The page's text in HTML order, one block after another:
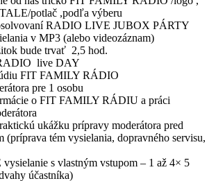
potlač ,podľa výberu
RADIO LIVE JUBOX PÁRTY
v MP3 (alebo videozáznam)
bude trvať 2,5 hod.
live DAY
FIT FAMILY RÁDIO
pre 1 osobu
o FIT FAMILY RÁDIU a práci
ukážku prípravy moderátora pred
(príprava tém vysielania, dopravného servisu,
s vlastným vstupom – 1 až 4× 5
účastníka)